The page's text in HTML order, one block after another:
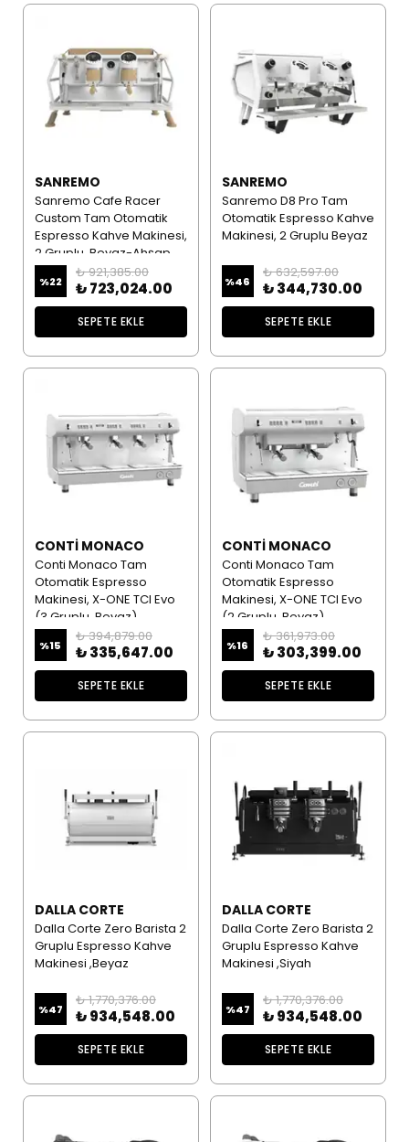
SANREMO
Sanremo Cafe Racer
Custom Tam Otomatik
Espresso Kahve Makinesi,
2 Gruplu, Beyaz-Ahşap
%22
₺ 921,385.00
₺ 723,024.00
SEPETE EKLE
SANREMO
Sanremo D8 Pro Tam
Otomatik Espresso Kahve
Makinesi, 2 Gruplu Beyaz
%46
₺ 632,597.00
₺ 344,730.00
SEPETE EKLE
CONTI MONACO
Conti Monaco Tam
Otomatik Espresso
Makinesi, X-ONE TCI Evo
(3 Gruplu, Beyaz)
%15
₺ 394,879.00
₺ 335,647.00
SEPETE EKLE
CONTI MONACO
Conti Monaco Tam
Otomatik Espresso
Makinesi, X-ONE TCI Evo
(2 Gruplu, Beyaz)
%16
₺ 361,973.00
₺ 303,399.00
SEPETE EKLE
DALLA CORTE
Dalla Corte Zero Barista 2
Gruplu Espresso Kahve
Makinesi ,Beyaz
%47
₺ 1,770,376.00
₺ 934,548.00
SEPETE EKLE
DALLA CORTE
Dalla Corte Zero Barista 2
Gruplu Espresso Kahve
Makinesi ,Siyah
%47
₺ 1,770,376.00
₺ 934,548.00
SEPETE EKLE